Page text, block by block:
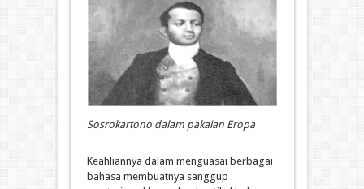
Sosrokartono dalam pakaian Eropa
Keahliannya dalam menguasai berbagai
bahasa membuatnya sanggup